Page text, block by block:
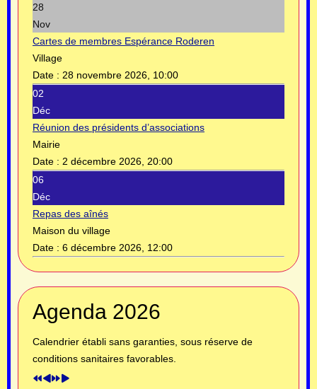
28
Nov
Cartes de membres Espérance Roderen
Village
Date : 28 novembre 2026, 10:00
02
Déc
Réunion des présidents d’associations
Mairie
Date : 2 décembre 2026, 20:00
06
Déc
Repas des aînés
Maison du village
Date : 6 décembre 2026, 12:00
Agenda 2026
Calendrier établi sans garanties, sous réserve de
conditions sanitaires favorables.
Année
précédente
précédent
suivante
suivant